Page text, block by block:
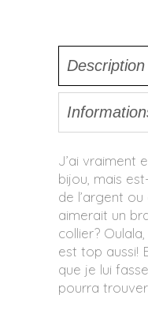
Description
J’ai vraiment
bijou, mais
de l’argent ou
aimerait un
collier?
est top aussi!
que je lui
pourra